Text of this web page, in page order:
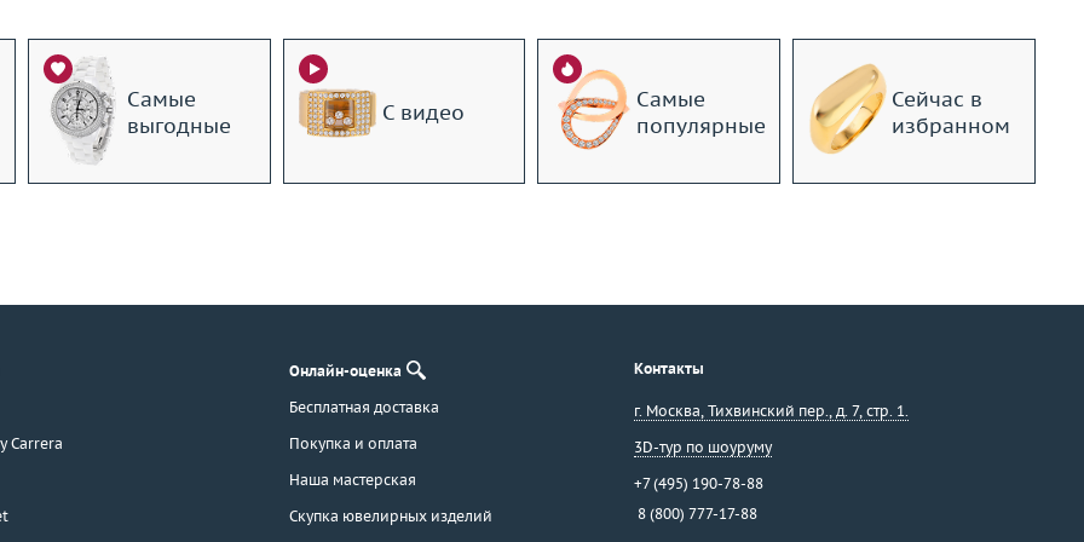
Самые
выгодные
С видео
Самые
популярные
Сейчас в
избранном
Carrera
Онлайн-оценка
Бесплатная доставка
Покупка и оплата
Наша мастерская
Скупка ювелирных изделий
Контакты
г. Москва, Тихвинский пер., д. 7, стр. 1.
3D-тур по шоуруму
+7 (495) 190-78-88
8 (800) 777-17-88